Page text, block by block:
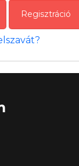
Regisztráció